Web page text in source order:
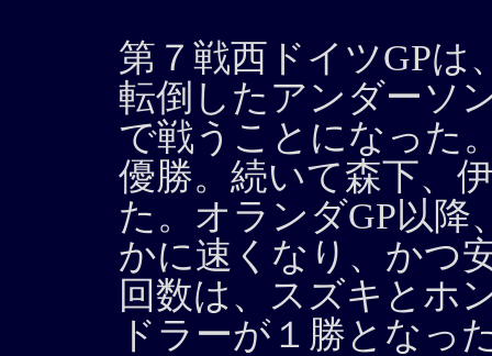
第７戦西ドイツGPは
転倒したアンダーソ
で戦うことになった
優勝。続いて森下、
た。オランダGP以
かに速くなり、かつ
回数は、スズキとホ
ドラーが１勝となっ